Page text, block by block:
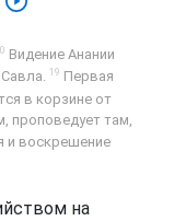
Видение Анании
19 Первая
в корзине от
проповедует там,
и воскрешение
на